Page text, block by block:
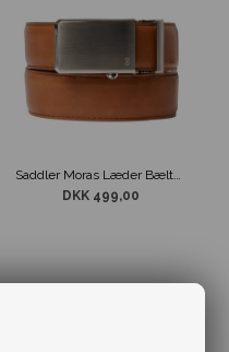
Saddler Moras Læder Bælte m/ Interlock Spænde Brun
DKK 499,00